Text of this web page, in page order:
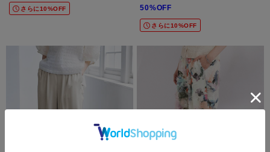
さらに10%OFF
50%OFF
さらに10%OFF